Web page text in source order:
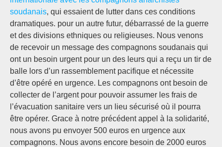
soudanais, qui essaient de lutter dans ces conditions
dramatiques. pour un autre futur, débarrassé de la guerre
et des divisions ethniques ou religieuses. Nous venons
de recevoir un message des compagnons soudanais qui
ont un besoin urgent pour un des leurs qui a reçu un tir de
balle lors d’un rassemblement pacifique et nécessite
d’être opéré en urgence. Les compagnons ont besoin de
collecter de l’argent pour pouvoir assumer les frais de
l’évacuation sanitaire vers un lieu sécurisé où il pourra
être opérer. Grace à notre précédent appel à la solidarité,
nous avons pu envoyer 500 euros en urgence aux
compagnons. Nous avons encore besoin de 2000 euros